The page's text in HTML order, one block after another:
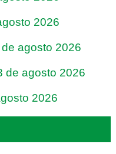
2026
agosto 2026
de agosto 2026
2026